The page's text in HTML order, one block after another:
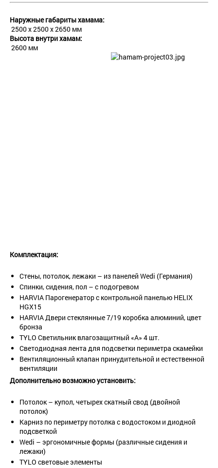
Наружные габариты хамама:
2500 x 2500 х 2650 мм
Высота внутри хамам:
2600 мм
Комплектация:
Стены, потолок, лежаки – из панелей Wedi (Германия)
Спинки, сидения, пол – с подогревом
HARVIA Парогенератор с контрольной панелью HELIX
HGX15
HARVIA Двери стеклянные 7/19 коробка алюминий, цвет
бронза
TYLO Светильник влагозащитный «А» 4 шт.
Светодиодная лента для подсветки периметра скамейки
Вентиляционный клапан принудительной и естественной
вентиляции
Дополнительно возможно установить:
Потолок – купол, четырех скатный свод (двойной
потолок)
Карниз по периметру потолка с водостоком и диодной
подсветкой
Wedi – эргономичные формы (различные сидения и
лежаки)
TYLO световые элементы